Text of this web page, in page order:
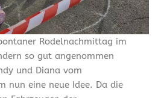
Rodelnachmittag im
so gut angenommen
und Diana vom
nun eine neue Idee. Da die